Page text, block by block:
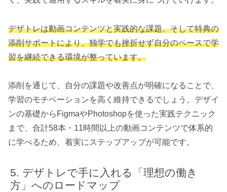
デザトレは動画コンテンツと実践的な課題、そして特典の
添削サポートにより、独学でも挫折せず自分のペースで学
習を継続できる環境が整っています。
添削を通じて、自分の課題や改善点が明確になることで、
学習のモチベーションを高く維持できるでしょう。デザイ
ンの基礎からFigmaやPhotoshopを使った実践テクニック
まで、合計58本・11時間以上の動画コンテンツで体系的
に学べるため、着実にステップアップが可能です。
デザトレで手に入れる「理想の働き
方」へのロードマップ